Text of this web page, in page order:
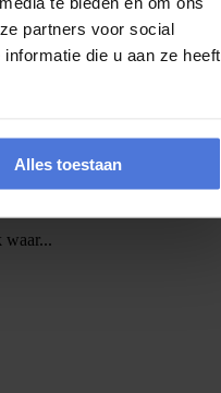
partners voor social
die u aan ze heeft
Alles toestaan
elkaar...
waar...